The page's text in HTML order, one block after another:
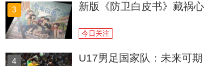
3 新版《防卫白皮书》藏祸心
今日关注
4 U17男足国家队：未来可期